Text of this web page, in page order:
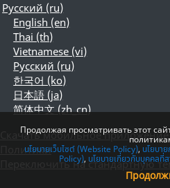
Русский ‎(ru)‎
English ‎(en)‎
Thai ‎(th)‎
Vietnamese ‎(vi)‎
Русский ‎(ru)‎
한국어 ‎(ko)‎
日本語 ‎(ja)‎
简体中文 ‎(zh_cn)‎
Скачать мобильное приложение
Политики
Переключить на стандартную
Продолжая просматривать этот
นโยบายเว็บไซต์ (Website Policy) นโยบา
Policy) นโยบายเกี่ยวกับบุคคล